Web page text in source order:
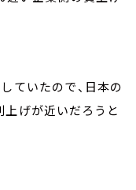
ていたので、日本の
上げが近いだろうと